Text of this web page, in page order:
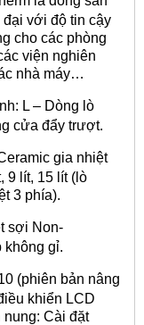
đại với độ tin cậy
cho các phòng
viện nghiên
nhà máy…
L – Dòng lò
cửa đẩy trượt.
gia nhiệt
9 lít, 15 lít (lò
3 phía).
sợi Non-
gỉ.
(phiên bản nâng
khiển LCD
nung: Cài đặt